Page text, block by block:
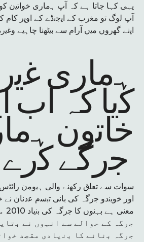
ﯾﮩﯽ ﮐﮩﺎ ﺟﺎﺗﺎ ﮨﮯ کہ آپ ﮨﻣﺎری ﺧواﺗﯾن
آپ ﻟوگ ﺗو ﻣﻐرب ﮐﮯ اﯾﺟﻧڈے ﮐﮯ اوﭘر ﮐﺎم
اﭘﻧﮯ ﮔﮭروں ﻣﯾں آرام ﺳﮯ ﺑﯾﭨﮭﻧﺎ ﭼﺎﮨﯾﮯ
ﮨﻣﺎری
ﮐﯾﺎ کہ اب
ﺧﺎﺗون
ﺟرﮔﮯ
ﺳوات ﺳﮯ ﺗﻌﻠق رﮐﮭﻧﮯ واﻟﯽ ﮨﯾوﻣن راﺋﭨس
اور ﺧوﯾﻧدو ﺟرگہ ﮐﯽ ﺑﺎﻧﯽ ﺗﺑﺳم ﻋدﻧﺎن
ﺟرگہ ﮐﮯ ﺣواﻟﮯ ﺳﮯ اﻧﮩوں ﻧﮯ
ﺟرگہ ﺑﻧﺎﻧﮯ ﮐﺎ ﺑﻧﯾﺎدی ﻣﻘﺻد